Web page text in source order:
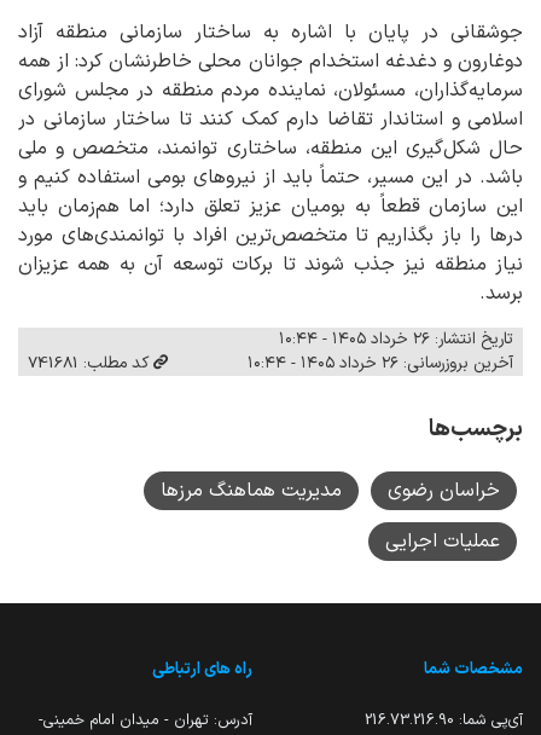
جوشقانی در پایان با اشاره به ساختار سازمانی منطقه آزاد
دوغارون و دغدغه استخدام جوانان محلی خاطرنشان کرد: از همه
سرمایه‌گذاران، مسئولان، نماینده مردم منطقه در مجلس شورای
اسلامی و استاندار تقاضا دارم کمک کنند تا ساختار سازمانی در
حال شکل‌گیری این منطقه، ساختاری توانمند، متخصص و ملی
باشد. در این مسیر، حتماً باید از نیروهای بومی استفاده کنیم و
این سازمان قطعاً به بومیان عزیز تعلق دارد؛ اما هم‌زمان باید
درها را باز بگذاریم تا متخصص‌ترین افراد با توانمندی‌های مورد
نیاز منطقه نیز جذب شوند تا برکات توسعه آن به همه عزیزان
برسد.
تاریخ انتشار: ۲۶ خرداد ۱۴۰۵ - ۱۰:۴۴
آخرین بروزرسانی: ۲۶ خرداد ۱۴۰۵ - ۱۰:۴۴
کد مطلب: 741681
برچسب‌ها
خراسان رضوی
مدیریت هماهنگ مرزها
عملیات اجرایی
مشخصات شما
آی‌پی شما: 216.73.216.90
راه های ارتباطی
آدرس: تهران - میدان امام خمینی-